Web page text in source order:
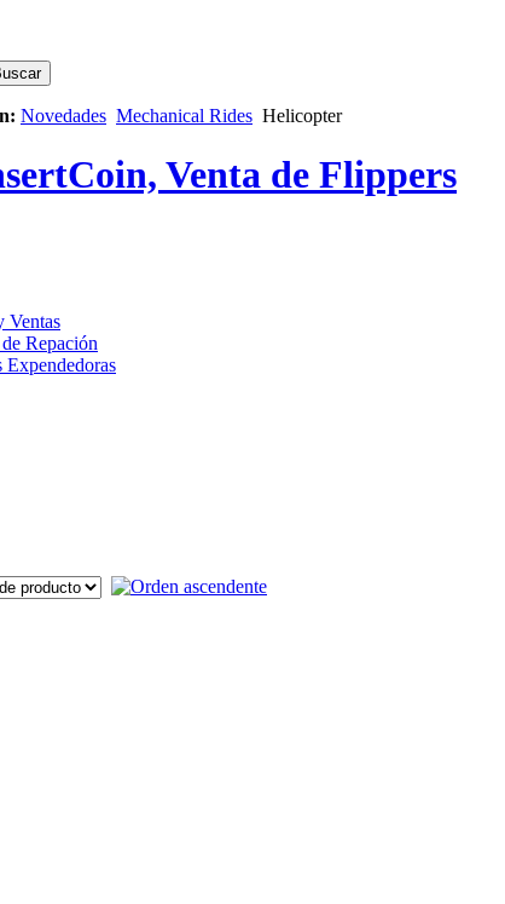
Novedades Mechanical Rides Helicopter
Venta de Flippers
Ventas
Repación
Expendedoras